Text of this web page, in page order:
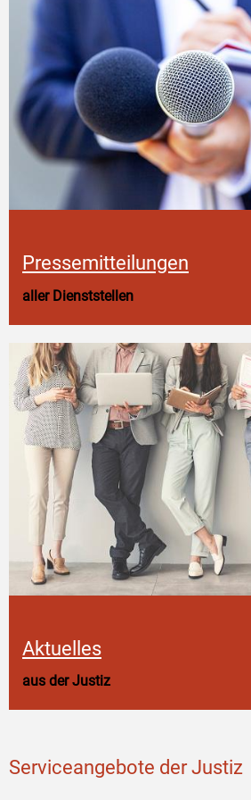
Pressemitteilungen
aller Dienststellen
Aktuelles
aus der Justiz
Serviceangebote der Justiz